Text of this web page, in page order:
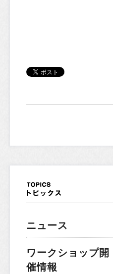
ニュース
ワークショップ開
催情報